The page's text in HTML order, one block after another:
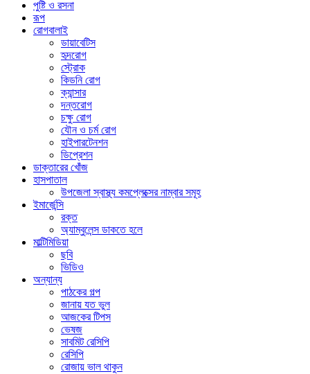
পুষ্টি ও রসনা
রূপ
রোগবালাই
ডায়াবেটিস
হৃদরোগ
স্ট্রোক
কিডনি রোগ
ক্যান্সার
দন্তরোগ
চক্ষু রোগ
যৌন ও চর্ম রোগ
হাইপারটেনশন
ডিপ্রেশন
ডাক্তারের খোঁজ
হাসপাতাল
উপজেলা স্বাস্থ্য কমপ্লেক্সের নাম্বার সমূহ
ইমার্জেন্সি
রক্ত
অ্যাম্বুলেন্স ডাকতে হলে
মাল্টিমিডিয়া
ছবি
ভিডিও
অন্যান্য
পাঠকের গল্প
জানায় যত ভুল
আজকের টিপস
ভেষজ
সাবমিট রেসিপি
রেসিপি
রোজায় ভাল থাকুন